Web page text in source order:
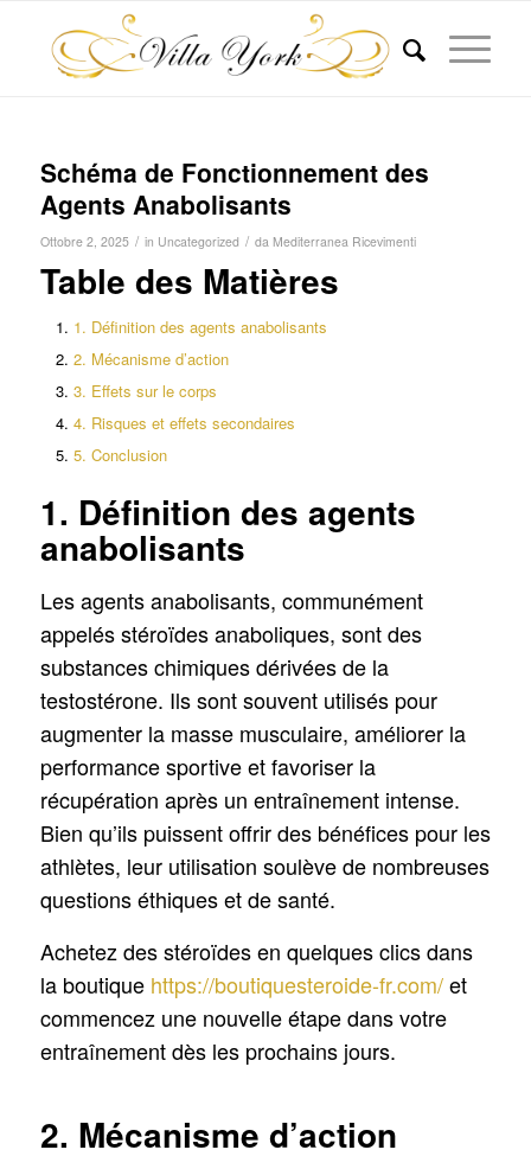
Schéma de Fonctionnement des
Agents Anabolisants
Ottobre 2, 2025 / in Uncategorized / da Mediterranea Ricevimenti
Table des Matières
1. Définition des agents anabolisants
2. Mécanisme d’action
3. Effets sur le corps
4. Risques et effets secondaires
5. Conclusion
1. Définition des agents
anabolisants
Les agents anabolisants, communément
appelés stéroïdes anaboliques, sont des
substances chimiques dérivées de la
testostérone. Ils sont souvent utilisés pour
augmenter la masse musculaire, améliorer la
performance sportive et favoriser la
récupération après un entraînement intense.
Bien qu’ils puissent offrir des bénéfices pour les
athlètes, leur utilisation soulève de nombreuses
questions éthiques et de santé.
Achetez des stéroïdes en quelques clics dans
la boutique https://boutiquesteroide-fr.com/et
commencez une nouvelle étape dans votre
entraînement dès les prochains jours.
2. Mécanisme d’action